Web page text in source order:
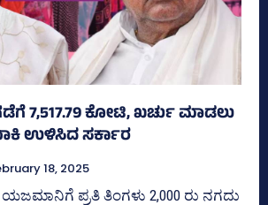
7,517.79 ಕೋಟಿ, ಖರ್ಚು ಮಾಡಲು
ಉಳಿಸಿದ ಸರ್ಕಾರ
18, 2025
ಪ್ರತಿ ತಿಂಗಳು 2,000 ರು ನಗದು